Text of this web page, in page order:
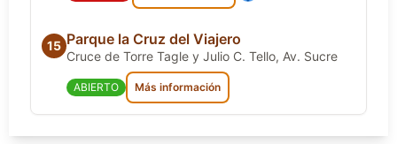
15 Parque la Cruz del Viajero
Cruce de Torre Tagle y Julio C. Tello, Av. Sucre
ABIERTO Más información